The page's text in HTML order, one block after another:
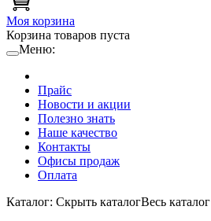
Моя корзина
Корзина товаров пуста
Меню:
Прайс
Новости и акции
Полезно знать
Наше качество
Контакты
Офисы продаж
Оплата
Каталог: Cкрыть каталогВесь каталог